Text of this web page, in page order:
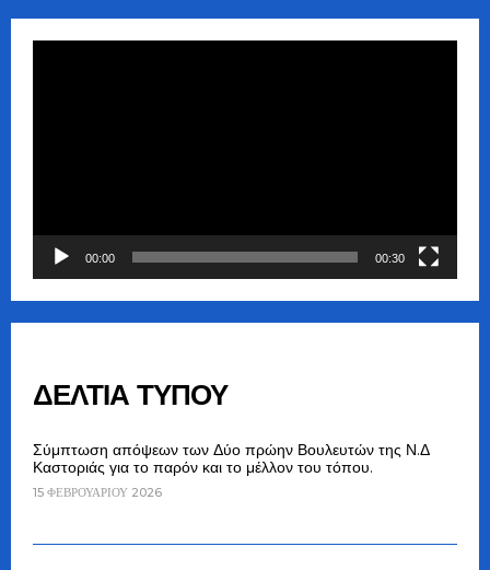
00:00 00:30
ΔΕΛΤΙΑ ΤΥΠΟΥ
Σύμπτωση απόψεων των Δύο πρώην Βουλευτών της Ν.Δ
Καστοριάς για το παρόν και το μέλλον του τόπου.
15 ΦΕΒΡΟΥΑΡΊΟΥ 2026